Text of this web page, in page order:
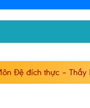
Đệ đích thực – Thầy